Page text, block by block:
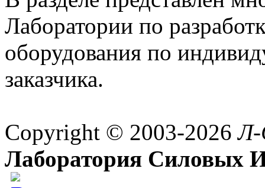
Лаборатории по
оборудования по
заказчика.
Copyright © 2003-2026
Лаборатория Силовых